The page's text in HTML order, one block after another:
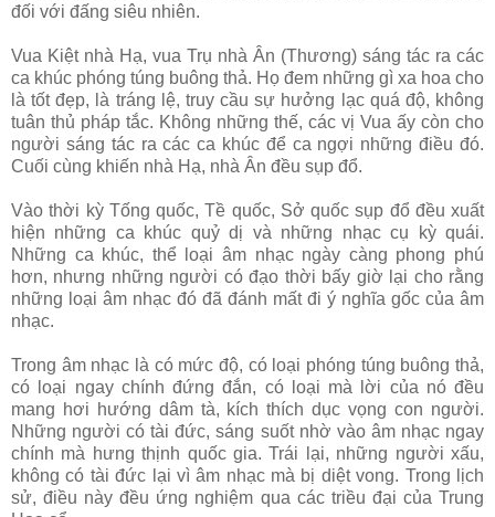
đối với đấng siêu nhiên.
Vua Kiệt nhà Hạ, vua Trụ nhà Ân (Thương) sáng tác ra các
ca khúc phóng túng buông thả. Họ đem những gì xa hoa cho
là tốt đẹp, là tráng lệ, truy cầu sự hưởng lạc quá độ, không
tuân thủ pháp tắc. Không những thế, các vị Vua ấy còn cho
người sáng tác ra các ca khúc để ca ngợi những điều đó.
Cuối cùng khiến nhà Hạ, nhà Ân đều sụp đổ.
Vào thời kỳ Tống quốc, Tề quốc, Sở quốc sụp đổ đều xuất
hiện những ca khúc quỷ dị và những nhạc cụ kỳ quái.
Những ca khúc, thể loại âm nhạc ngày càng phong phú
hơn, nhưng những người có đạo thời bấy giờ lại cho rằng
những loại âm nhạc đó đã đánh mất đi ý nghĩa gốc của âm
nhạc.
Trong âm nhạc là có mức độ, có loại phóng túng buông thả,
có loại ngay chính đứng đắn, có loại mà lời của nó đều
mang hơi hướng dâm tà, kích thích dục vọng con người.
Những người có tài đức, sáng suốt nhờ vào âm nhạc ngay
chính mà hưng thịnh quốc gia. Trái lại, những người xấu,
không có tài đức lại vì âm nhạc mà bị diệt vong. Trong lịch
sử, điều này đều ứng nghiệm qua các triều đại của Trung